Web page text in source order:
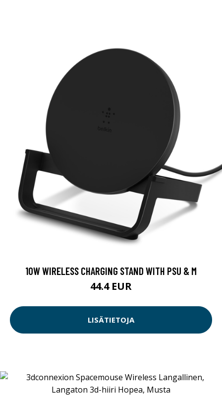
10W WIRELESS CHARGING STAND WITH PSU & M
44.4 EUR
LISÄTIETOJA